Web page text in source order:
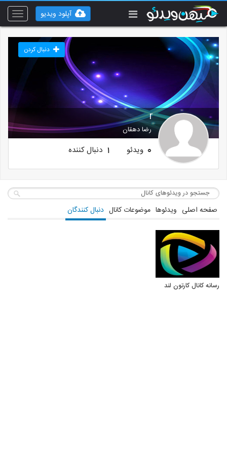
Toggle
آپلود ویدیو
r
رضا دهقان
دنبال کردن
0 ویدئو 1 دنبال کننده
صفحه اصلی ویدئوها موضوعات کانال دنبال کنندگان
رسانه کانال کارتون لند